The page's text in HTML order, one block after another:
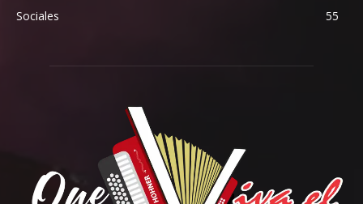
Sociales
55